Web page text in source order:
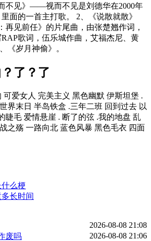
不见》——视而不见是刘德华在2000年
面的一首主打歌。 2、《说散就散》
见前任》的片尾曲，由张楚翘作词，
歌词，伍乐城作曲，艾福杰尼、黄
《岁月神偷》。
了？了
可爱女人 完美主义 黑色幽默 伊斯坦堡 .
界末日 半岛铁盒 .三年二班 回到过去 以
睫毛 爱情悬崖 . 断了的弦 .我的地盘 乱
之殇 一路向北 蓝色风暴 黑色毛衣 四面
么梗
长时间
2026-08-08 21:08
废吗
2026-08-08 21:06